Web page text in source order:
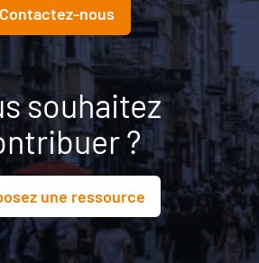
Contactez-nous
souhaitez
?
une ressource